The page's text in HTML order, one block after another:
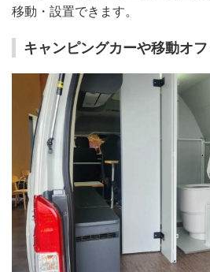
移動・設置できます。
キャンピングカーや移動オ